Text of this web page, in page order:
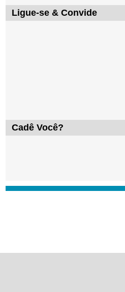
Ligue-se & Convide
Cadê Você?